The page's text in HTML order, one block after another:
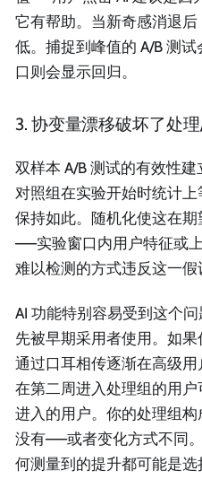
它有帮助。当新奇感消退
低。捕捉到峰值的 A/B 测
口则会显示回归。
3. 协变量漂移破坏了处
双样本 A/B 测试的有效性
对照组在实验开始时统计
保持如此。随机化使这在
——实验窗口内用户特征或
难以检测的方式违反这一假
AI 功能特别容易受到这个
先被早期采用者使用。如
通过口耳相传逐渐在高级
在第二周进入处理组的用
进入的用户。你的处理组
没有——或者变化方式不同
何测量到的提升都可能是选